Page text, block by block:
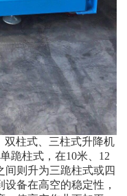
双柱式、三柱式升降机
跪柱式，在10米、12
间则升为三跪柱式或四
备在高空的稳定性，